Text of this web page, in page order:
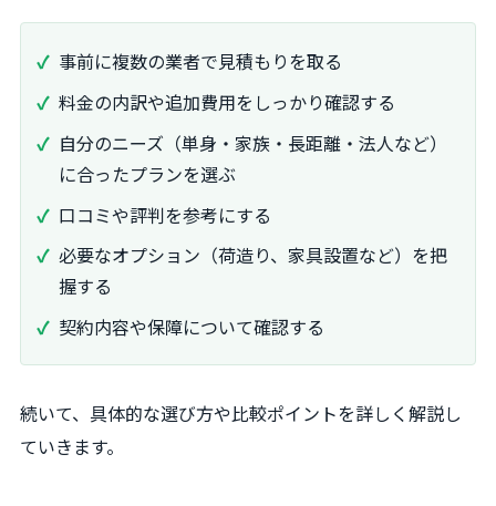
事前に複数の業者で見積もりを取る
料金の内訳や追加費用をしっかり確認する
自分のニーズ（単身・家族・長距離・法人など）
に合ったプランを選ぶ
口コミや評判を参考にする
必要なオプション（荷造り、家具設置など）を把
握する
契約内容や保障について確認する
続いて、具体的な選び方や比較ポイントを詳しく解説し
ていきます。